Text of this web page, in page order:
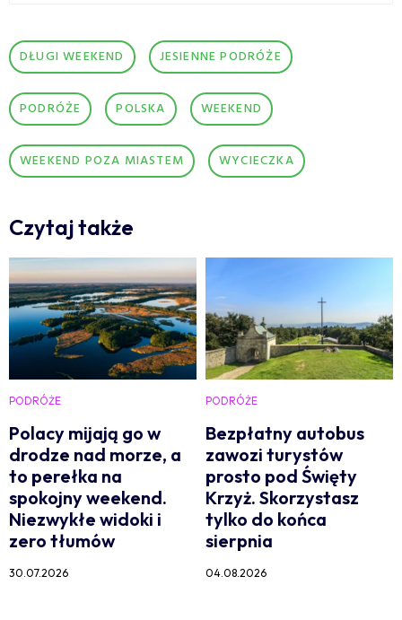
DŁUGI WEEKEND JESIENNE PODRÓŻE
PODRÓŻE POLSKA WEEKEND
WEEKEND POZA MIASTEM WYCIECZKA
Czytaj także
PODRÓŻE
Polacy mijają go w
drodze nad morze, a
to perełka na
spokojny weekend.
Niezwykłe widoki i
zero tłumów
30.07.2026
PODRÓŻE
Bezpłatny autobus
zawozi turystów
prosto pod Święty
Krzyż. Skorzystasz
tylko do końca
sierpnia
04.08.2026